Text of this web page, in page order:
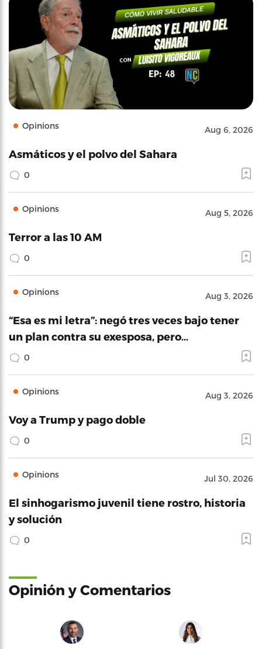
Opinions Aug 6, 2026
Asmáticos y el polvo del Sahara
0
Opinions Aug 5, 2026
Terror a las 10 AM
0
Opinions Aug 3, 2026
“Esa es mi letra”: negó tres veces bajo tener
un plan contra su exesposa, pero…
0
Opinions Aug 3, 2026
Voy a Trump y pago doble
0
Opinions Jul 30, 2026
El sinhogarismo juvenil tiene rostro, historia
y solución
0
Opinión y Comentarios